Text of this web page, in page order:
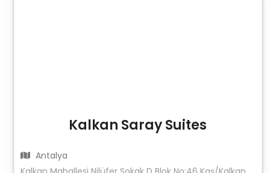
Kalkan Saray Suites
Antalya